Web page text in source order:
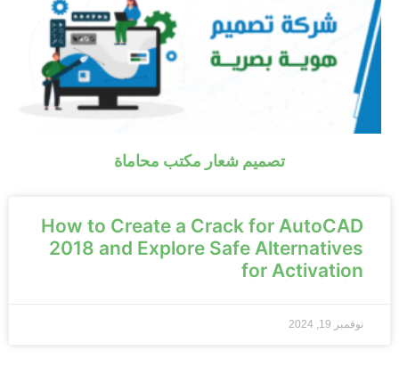
تصميم شعار مكتب محاماة
How to Create a Crack for AutoCAD
2018 and Explore Safe Alternatives
for Activation
نوفمبر 19, 2024